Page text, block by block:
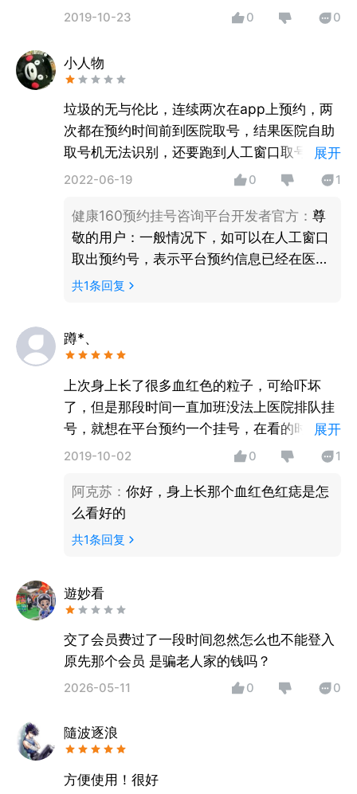
会遇到专家停诊，重新预约就好了。超棒的
2019-10-23 0 0
小人物
垃圾的无与伦比，连续两次在app上预约，两
次都在预约时间前到医院取号，结果医院自助
取号机无法识别，还要跑到人工窗口取号，牛
逼
展开
2022-06-19 0 1
健康160预约挂号咨询平台开发者官方： 尊
敬的用户：一般情况下，如可以在人工窗口
取出预约号，表示平台预约信息已经在医院
系统了。而院方的取号机一般是由院方自行
电邮csd@91160.com，平台技术人员会向
便，若您再次遇到在医院就诊或预约取号困
难，可以向平台客服联系，感谢。
共1条回复
蹲*、
上次身上长了很多血红色的粒子，可给吓坏
了，但是那段时间一直加班没法上医院排队挂
号，就想在平台预约一个挂号，在看的时候发
现可以直接网上问诊，就在线上完成了一次看
接领药，超方便的APP。发明的人都是天使。
展开
2019-10-02 0 1
阿克苏： 你好，身上长那个血红色红痣是怎
么看好的
共1条回复
遊妙看
交了会员费过了一段时间忽然怎么也不能登入
原先那个会员 是骗老人家的钱吗？
2026-05-11 0 0
隨波逐浪
方便使用！很好